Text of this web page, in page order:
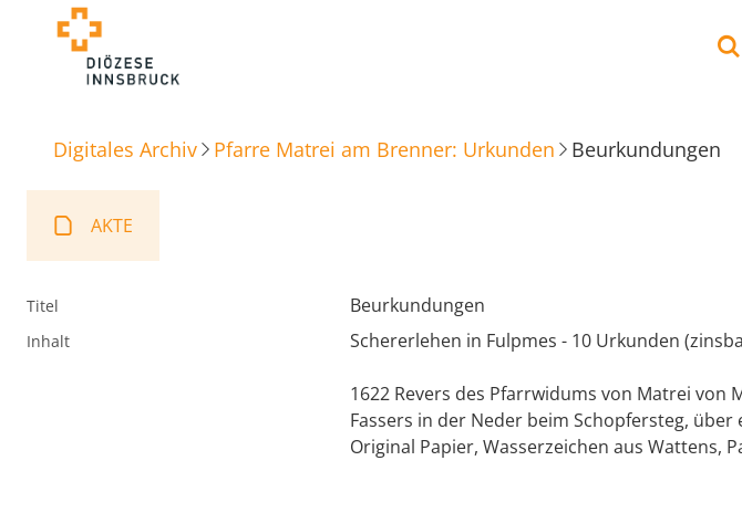
Digitales Archiv Pfarre Matrei am Brenner: Urkunden Beurkundungen
AKTE
Titel Beurkundungen
Inhalt Schererlehen in Fulpmes - 10 Urkunden
1622 Revers des Pfarrwidums von Matrei von
Fassers in der Neder beim Schopfersteg, über
Original Papier, Wasserzeichen aus Wattens,